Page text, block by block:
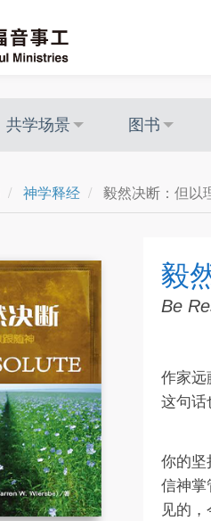
共学场景 图书
神学释经 毅然决断：但以
毅
Be
作家
这句话
你的
信神
见的